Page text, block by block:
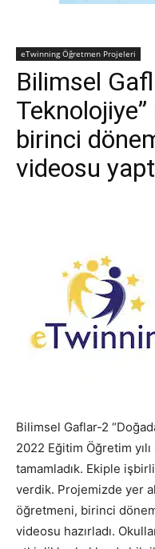
eTwinning Öğretmen Projeleri
Bilimsel
birinci
videosu
Bilimsel Gaflar-2
2022 Eğitim Öğretim
tamamladık. Ekiple
verdik. Projemizde yer
öğretmeni, birinci
videosu hazırladı.